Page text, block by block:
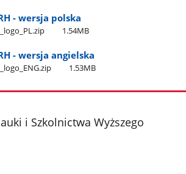
- wersja polska
1.54MB
- wersja angielska
1.53MB
i Szkolnictwa Wyższego